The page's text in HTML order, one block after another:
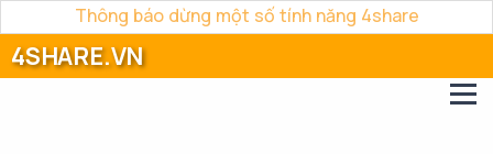
Thông báo dừng một số tính năng 4share
4SHARE.VN